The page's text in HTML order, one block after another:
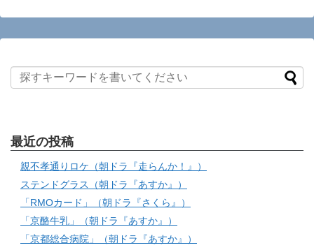
最近の投稿
親不孝通りロケ（朝ドラ『走らんか！』）
ステンドグラス（朝ドラ『あすか』）
「RMOカード」（朝ドラ『さくら』）
「京酪牛乳」（朝ドラ『あすか』）
「京都総合病院」（朝ドラ『あすか』）